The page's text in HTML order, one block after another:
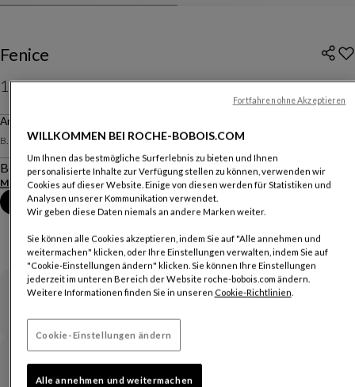
Fenice
1 820 CHF
Preise gelten für die Schweiz und verstehen sich ohne Lieferung.
Armlehnstuhl
B. 60 X H. 86 X T. 62 Cm
Beschreibung
Mehr anzeigen Produktinformationen herunterladen
Termin im Geschäft vereinbaren
Lieferzeiten und Versand
WILLKOMMEN BEI ROCHE-BOBOIS.COM
Um Ihnen das bestmögliche Surferlebnis zu bieten und Ihnen
personalisierte Inhalte zur Verfügung stellen zu können, verwenden wir
Cookies auf dieser Website. Einige von diesen werden für Statistiken und
Analysen unserer Kommunikation verwendet.
Wir geben diese Daten niemals an andere Marken weiter.
Sie können alle Cookies akzeptieren, indem Sie auf "Alle annehmen und
weitermachen" klicken, oder Ihre Einstellungen verwalten, indem Sie auf
"Cookie-Einstellungen ändern" klicken. Sie können Ihre Einstellungen
jederzeit im unteren Bereich der Website roche-bobois.com ändern.
Weitere Informationen finden Sie in unseren Cookie-Richtlinien.
Cookie-Einstellungen ändern
Alle annehmen und weitermachen
Fortfahren ohne Akzeptieren